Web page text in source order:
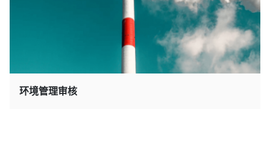
环境管理审核